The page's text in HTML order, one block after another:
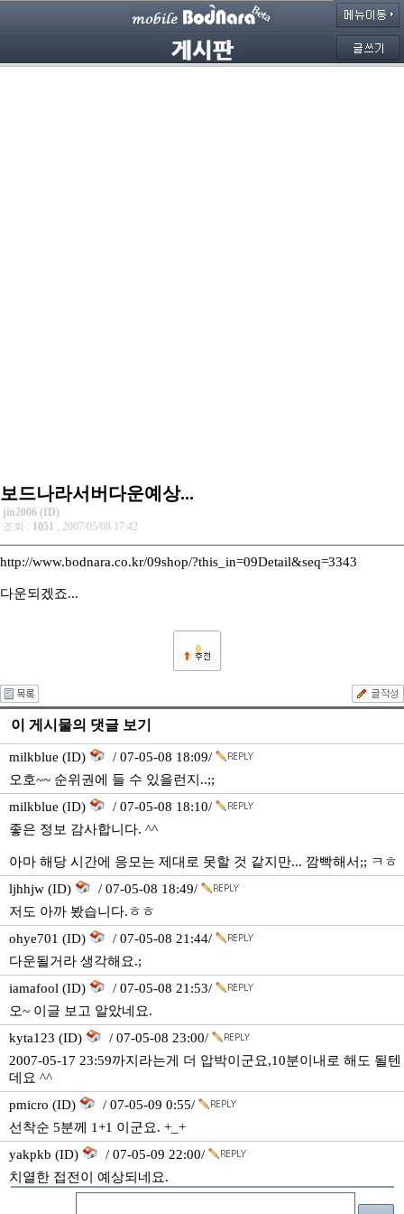
보드나라서버다운예상...
jin2006 (ID)
조회 : 1051 , 2007/05/08 17:42
http://www.bodnara.co.kr/09shop/?this_in=09Detail&seq=3343
다운되겠죠...
0
이 게시물의 댓글 보기
milkblue (ID)
/ 07-05-08 18:09/
오호~~ 순위권에 들 수 있을런지..;;
milkblue (ID)
/ 07-05-08 18:10/
좋은 정보 감사합니다. ^^
아마 해당 시간에 응모는 제대로 못할 것 같지만... 깜빡해서;; ㅋㅎ
ljhhjw (ID)
/ 07-05-08 18:49/
저도 아까 봤습니다.ㅎㅎ
ohye701 (ID)
/ 07-05-08 21:44/
다운될거라 생각해요.;
iamafool (ID)
/ 07-05-08 21:53/
오~ 이글 보고 알았네요.
kyta123 (ID)
/ 07-05-08 23:00/
2007-05-17 23:59까지라는게 더 압박이군요,10분이내로 해도 될텐
데요 ^^
pmicro (ID)
/ 07-05-09 0:55/
선착순 5분께 1+1 이군요. +_+
yakpkb (ID)
/ 07-05-09 22:00/
치열한 접전이 예상되네요.